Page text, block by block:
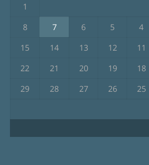
1
4
5
6
7
8
11
12
13
14
15
18
19
20
21
22
25
26
27
28
29